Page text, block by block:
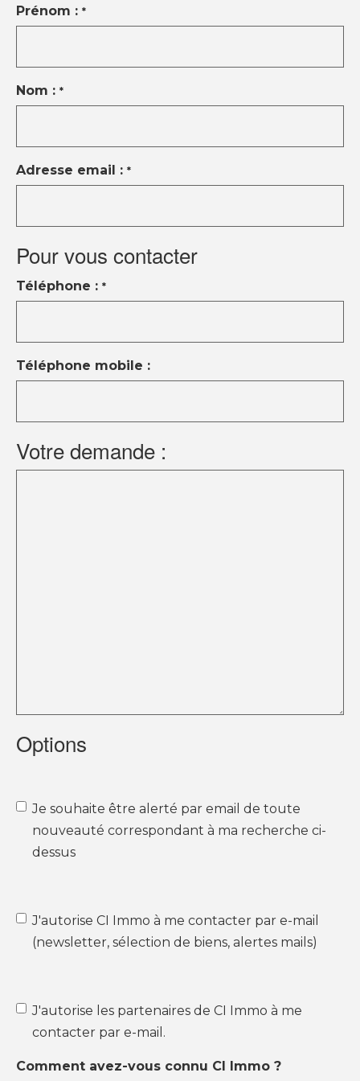
Prénom : *
Nom : *
Adresse email : *
Pour vous contacter
Téléphone : *
Téléphone mobile :
Votre demande :
Options
Je souhaite être alerté par email de toute
nouveauté correspondant à ma recherche ci-
dessus
J'autorise CI Immo à me contacter par e-mail
(newsletter, sélection de biens, alertes mails)
J'autorise les partenaires de CI Immo à me
contacter par e-mail.
Comment avez-vous connu CI Immo ?
Instagram
© Copyright 2021 Ci-immo - Tous droits
réservés